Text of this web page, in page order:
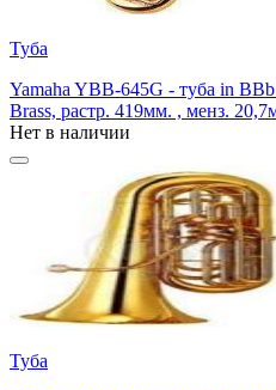
Туба
Yamaha YBB-645G - туба in
Brass, растр. 419мм. , менз.
Нет в наличии
Туба